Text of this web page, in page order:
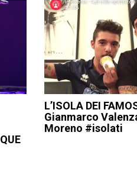
L’ISOLA DEI
Gianmarco
Moreno #isolati